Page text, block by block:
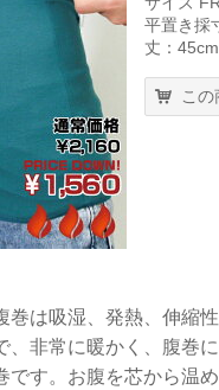
平置き採
丈：45cm
こ
巻は吸湿、発熱、伸縮
、非常に暖かく、腹巻
です。お腹を芯から温